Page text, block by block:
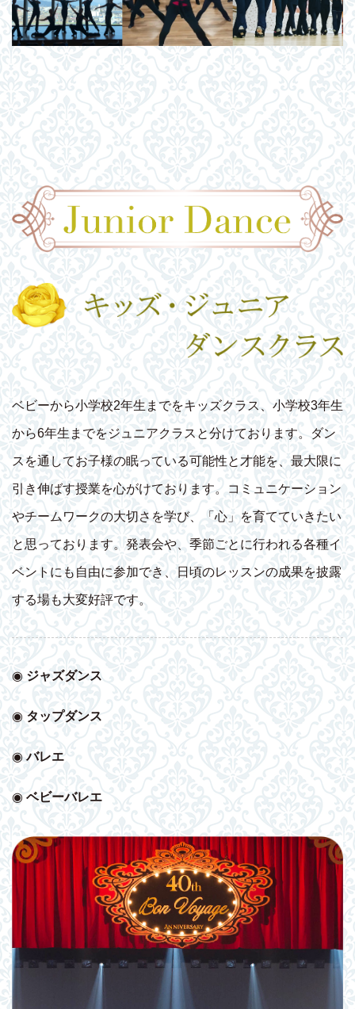
ベビーから小学校2年生までをキッズクラス、小学校3年生
から6年生までをジュニアクラスと分けております。ダン
スを通してお子様の眠っている可能性と才能を、最大限に
引き伸ばす授業を心がけております。コミュニケーション
やチームワークの大切さを学び、「心」を育てていきたい
と思っております。発表会や、季節ごとに行われる各種イ
ベントにも自由に参加でき、日頃のレッスンの成果を披露
する場も大変好評です。
◉ ジャズダンス
◉ タップダンス
◉バレエ
◉ベビーバレエ